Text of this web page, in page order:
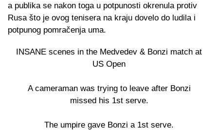
a publika se nakon toga u potpunosti okrenula protiv
Rusa što je ovog tenisera na kraju dovelo do ludila i
potpunog pomračenja uma.
INSANE scenes in the Medvedev & Bonzi match at
US Open
A cameraman was trying to leave after Bonzi
missed his 1st serve.
The umpire gave Bonzi a 1st serve.